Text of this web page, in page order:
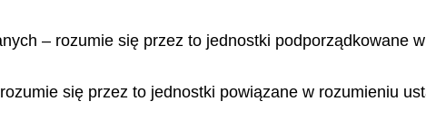
– rozumie się przez to jednostki podporządkowane
się przez to jednostki powiązane w rozumieniu